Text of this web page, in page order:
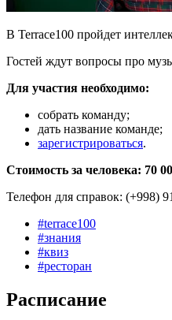
В Terrace100 пройдет
Гостей ждут вопросы про
Для участия необходимо:
собрать команду;
дать название команде;
зарегистрироваться.
Стоимость за человека: 70
Телефон для справок: (+998)
#terrace100
#знания
#квиз
#ресторан
Расписание